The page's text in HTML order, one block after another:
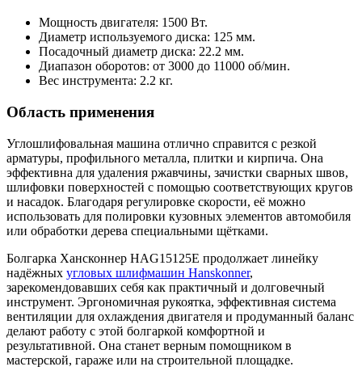
Мощность двигателя: 1500 Вт.
Диаметр используемого диска: 125 мм.
Посадочный диаметр диска: 22.2 мм.
Диапазон оборотов: от 3000 до 11000 об/мин.
Вес инструмента: 2.2 кг.
Область применения
Углошлифовальная машина отлично справится с резкой
арматуры, профильного металла, плитки и кирпича. Она
эффективна для удаления ржавчины, зачистки сварных швов,
шлифовки поверхностей с помощью соответствующих кругов
и насадок. Благодаря регулировке скорости, её можно
использовать для полировки кузовных элементов автомобиля
или обработки дерева специальными щётками.
Болгарка Хансконнер HAG15125E продолжает линейку
надёжных угловых шлифмашин Hanskonner,
зарекомендовавших себя как практичный и долговечный
инструмент. Эргономичная рукоятка, эффективная система
вентиляции для охлаждения двигателя и продуманный баланс
делают работу с этой болгаркой комфортной и
результативной. Она станет верным помощником в
мастерской, гараже или на строительной площадке.